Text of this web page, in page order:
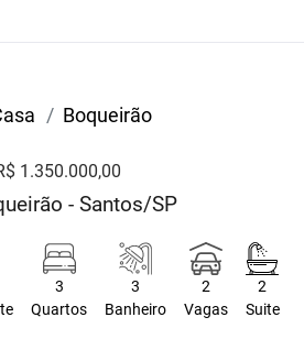
Boqueirão
1.350.000,00
- Santos/SP
3
Quartos
3
Banheiro
2
Vagas
2
Suite